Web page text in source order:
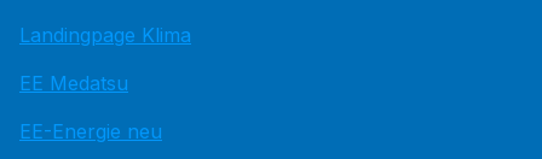
Landingpage Klima
EE Medatsu
EE-Energie neu